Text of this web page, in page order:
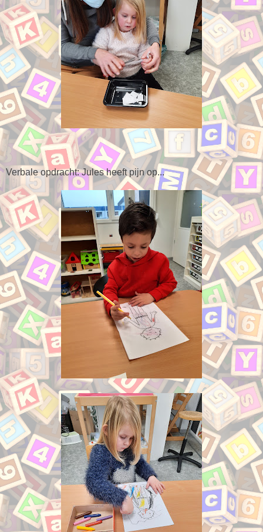
Verbale opdracht: Jules heeft pijn op...